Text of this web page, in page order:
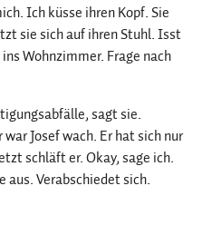
Ich küsse ihren Kopf. Sie
sie sich auf ihren Stuhl. Isst
Wohnzimmer. Frage nach
sagt sie.
Josef wach. Er hat sich nur
schläft er. Okay, sage ich.
Verabschiedet sich.